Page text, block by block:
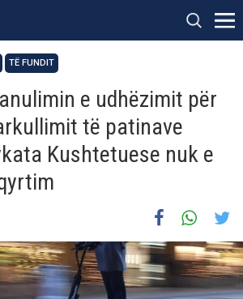
TË FUNDIT
e udhëzimit për
të patinave
Kushtetuese nuk e